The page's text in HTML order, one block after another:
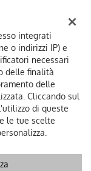
i diritti
integrati
o indirizzi IP) e
necessari
delle finalità
delle
Cliccando sul
di queste
le tue scelte